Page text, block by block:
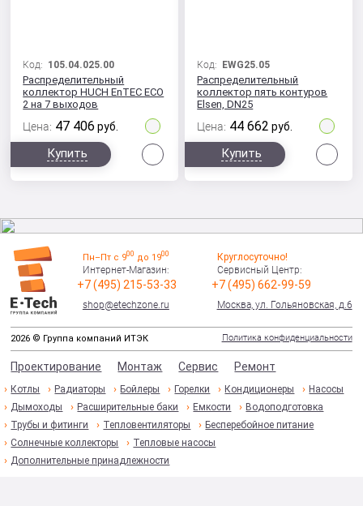
Код: 105.04.025.00
Распределительный
коллектор HUCH EnTEC ECO
2 на 7 выходов
Цена: 47 406 руб.
Купить
Код: EWG25.05
Распределительный
коллектор пять контуров
Elsen, DN25
Цена: 44 662 руб.
Купить
Пн–Пт с 900 до 1900
Интернет-Магазин:
+7 (495) 215-53-33
shop@etechzone.ru
Круглосуточно!
Сервисный Центр:
+7 (495) 662-99-59
Москва, ул. Гольяновская, д.6
2026 © Группа компаний ИТЭК Политика конфиденциальности
Проектирование Монтаж Сервис Ремонт
Котлы Радиаторы Бойлеры Горелки Кондиционеры
Насосы
Дымоходы
Расширительные баки Емкости
Водоподготовка
Трубы и фитинги
Тепловентиляторы
Бесперебойное питание
Солнечные коллекторы
Тепловые насосы
Дополнительные принадлежности